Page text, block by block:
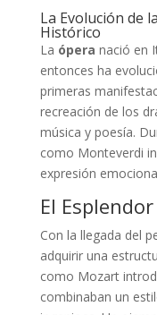
La Evolución de
Histórico
La ópera nació en
entonces ha
primeras
recreación de los
música y poesía.
como Monteverdi
expresión
El
Con la llegada del
adquirir una
como Mozart
combinaban un